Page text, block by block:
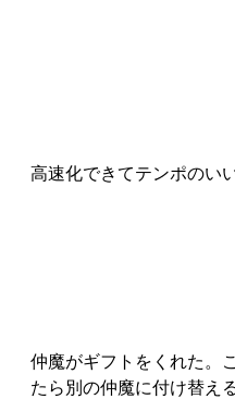
高速化できてテンポのい
仲魔がギフトをくれた。
たら別の仲魔に付け替え